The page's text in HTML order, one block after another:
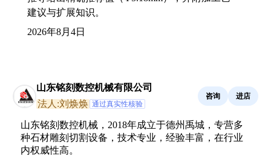
建议与扩展知识。
2026年8月4日
山东铭刻数控机械有限公司
法人:刘焕焕 通过真实性核验
咨询 进店
山东铭刻数控机械，2018年成立于德州禹城，专营多
种石材雕刻切割设备，技术专业，经验丰富，在行业
内权威性高。